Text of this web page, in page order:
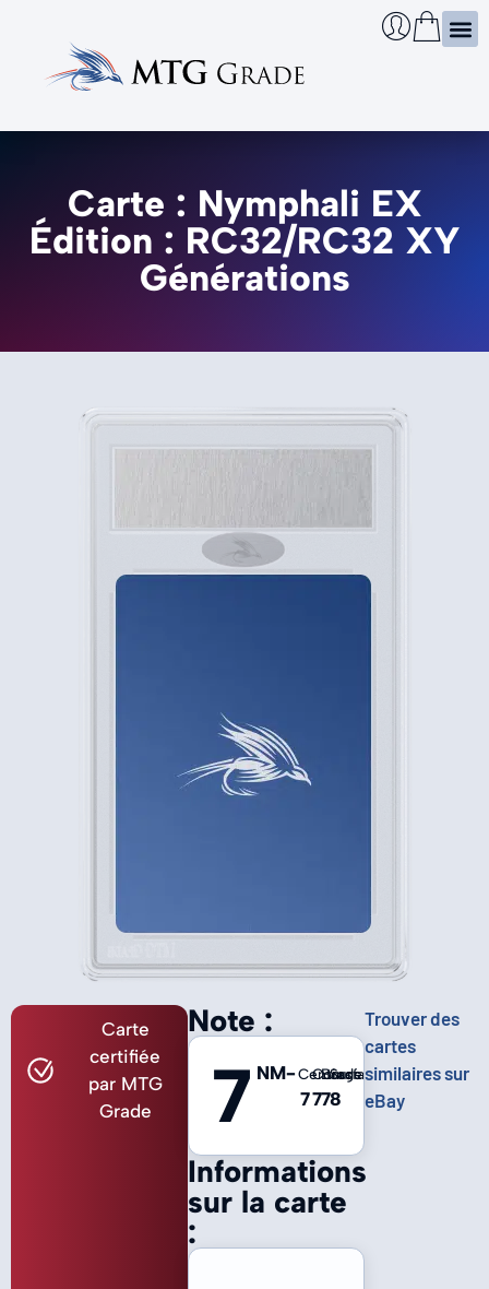
Carte : Nymphali EX
Édition : RC32/RC32 XY
Générations
Carte
certifiée
par MTG
Grade
Informations
sur la carte
:
Note :
7 NM-Centrage
7
Coins
7
Bords
7
Surface
8
Trouver des
cartes
similaires sur
eBay